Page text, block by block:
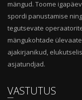
mängud. Toome
spordi panustamise
tegutsevate
mängukohtade
ajakirjanikud,
asjatundjad.
VASTUTUS